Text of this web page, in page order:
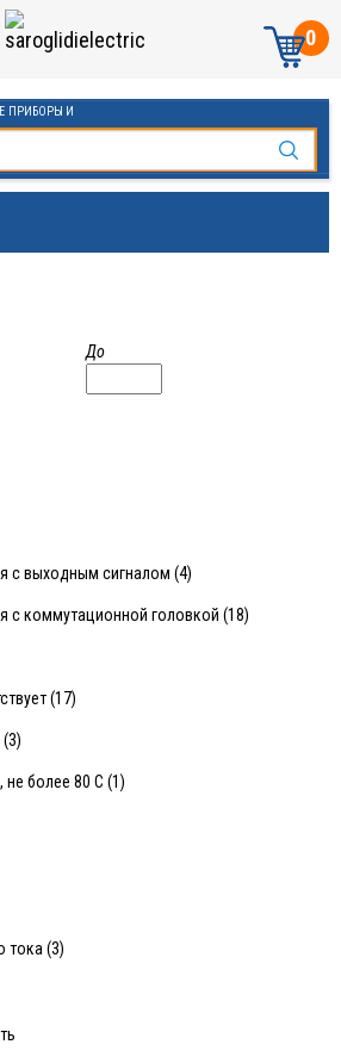
0
ПРИБОРЫ И
До
с выходным сигналом (4)
с коммутационной головкой (18)
(17)
(3)
более 80 С (1)
тока (3)